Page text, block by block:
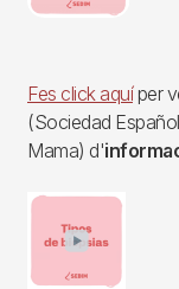
Fes click aquíper
(Sociedad
Mama) d'
Imagen